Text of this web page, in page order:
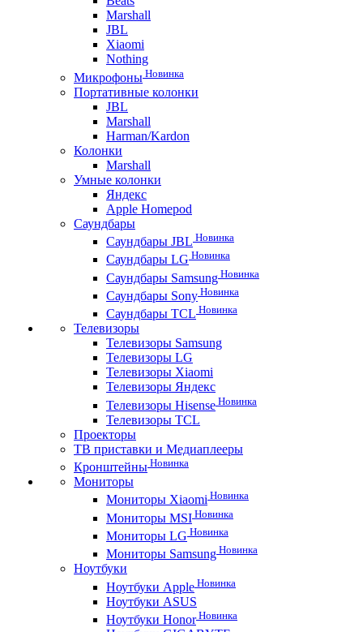
Marshall
JBL
Xiaomi
Nothing
Микрофоны Новинка
Портативные колонки
JBL
Marshall
Harman/Kardon
Колонки
Marshall
Умные колонки
Яндекс
Apple Homepod
Саундбары
Саундбары JBL Новинка
Саундбары LG Новинка
Саундбары Samsung Новинка
Саундбары Sony Новинка
Саундбары TCL Новинка
Телевизоры
Телевизоры Samsung
Телевизоры LG
Телевизоры Xiaomi
Телевизоры Яндекс
Телевизоры Hisense Новинка
Телевизоры TCL
Проекторы
ТВ приставки и Медиаплееры
Кронштейны Новинка
Мониторы
Мониторы Xiaomi Новинка
Мониторы MSI Новинка
Мониторы LG Новинка
Мониторы Samsung Новинка
Ноутбуки
Ноутбуки Apple Новинка
Ноутбуки ASUS
Ноутбуки HonorНовинка